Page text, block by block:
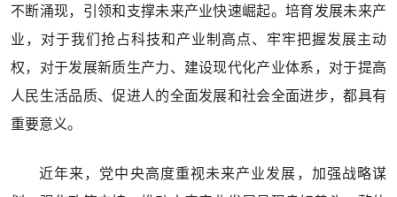
不断涌现，引领和支撑未来产业快速崛起。培育发展未来产
业，对于我们抢占科技和产业制高点、牢牢把握发展主动
权，对于发展新质生产力、建设现代化产业体系，对于提高
人民生活品质、促进人的全面发展和社会全面进步，都具有
重要意义。
近年来，党中央高度重视未来产业发展，加强战略谋